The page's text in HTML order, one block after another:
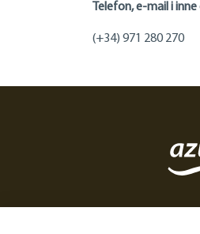
Telefon, e-mail i
(+34) 971 280 270